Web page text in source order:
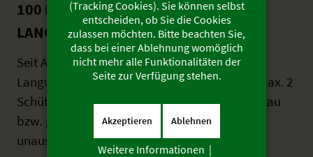
100 METER GROSSKALIBER L
ANGWAFFENBAHN
Seit April 2022 ist die 100-Meter-Großkaliber-
Langwaffenbahn für alle Schützen nutzbar. Max. 2
Schützen können gleichzeitig schießen. Bei Stau
bzw. großem Andrang sind Wartezeiten
unausweichlich - bitte kalkuliert das mit ein!
(Tracking Cookies). Sie können selbst
entscheiden, ob Sie die Cookies
zulassen möchten. Bitte beachten Sie,
dass bei einer Ablehnung womöglich
nicht mehr alle Funktionalitäten der
Seite zur Verfügung stehen.
Akzeptieren Ablehnen
Weitere Informationen |